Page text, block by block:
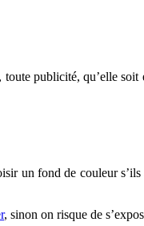
, toute publicité, qu’elle
un fond de couleur
, sinon on risque de